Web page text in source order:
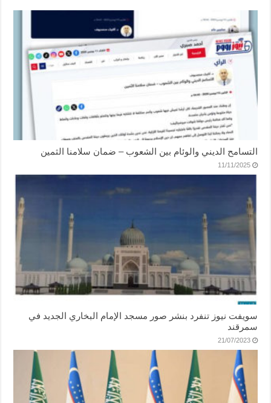
التسامح الديني والوئام بين الشعوب – ضمان سلامنا الثمين
11/11/2025
سويفت نيوز تنفرد بنشر صور مسجد الإمام البخاري الجديد في
سمرقند
21/07/2023